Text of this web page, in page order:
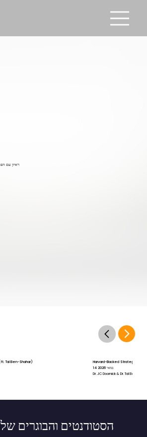
ראיון עם
Tal Ben-Shahar)
Harvard-Backed Strategies for
14 במאי 2026
Dr. JC Doornick & Dr. Tal Ben-
הסטודנטים והבוגרים